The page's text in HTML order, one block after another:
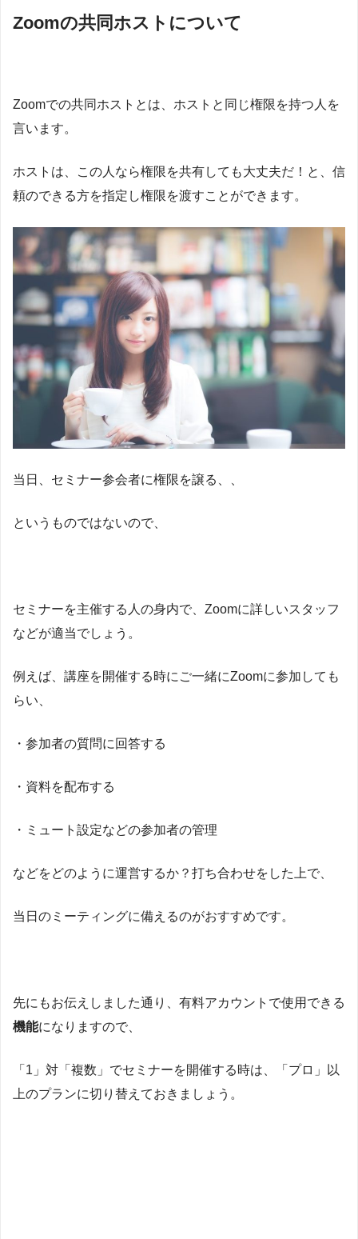
Zoomの共同ホストについて
Zoomでの共同ホストとは、ホストと同じ権限を持つ人を
言います。
ホストは、この人なら権限を共有しても大丈夫だ！と、信
頼のできる方を指定し権限を渡すことができます。
当日、セミナー参会者に権限を譲る、、
というものではないので、
セミナーを主催する人の身内で、Zoomに詳しいスタッフ
などが適当でしょう。
例えば、講座を開催する時にご一緒にZoomに参加しても
らい、
・参加者の質問に回答する
・資料を配布する
・ミュート設定などの参加者の管理
などをどのように運営するか？打ち合わせをした上で、
当日のミーティングに備えるのがおすすめです。
先にもお伝えしました通り、有料アカウントで使用できる
機能になりますので、
「1」対「複数」でセミナーを開催する時は、「プロ」以
上のプランに切り替えておきましょう。